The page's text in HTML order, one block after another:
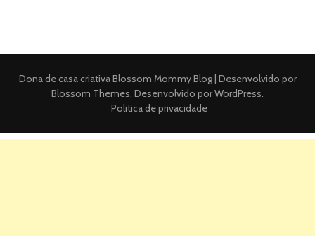
Dona de casa criativaBlossom Mommy Blog | Desenvolvido por
Blossom Themes. Desenvolvido porWordPress.
Politica de privacidade